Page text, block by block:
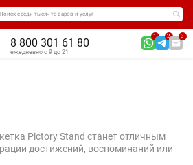
Поиск среди тысяч товаров и услуг
8 800 301 61 80
1 2 3
ежедневно с 9 до 21
Pictory Stand станет отличным
достижений, воспоминаний или